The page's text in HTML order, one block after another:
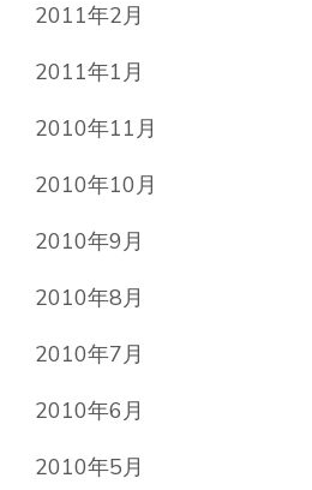
2011年2月
2011年1月
2010年11月
2010年10月
2010年9月
2010年8月
2010年7月
2010年6月
2010年5月